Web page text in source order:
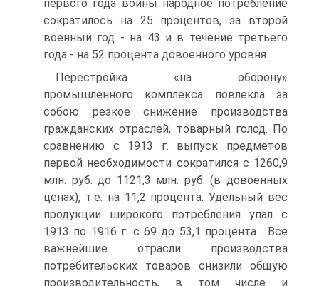
первого года войны народное потребление
сократилось на 25 процентов, за второй
военный год - на 43 и в течение третьего
года - на 52 процента довоенного уровня .
Перестройка «на оборону»
промышленного комплекса повлекла за
собою резкое снижение производства
гражданских отраслей, товарный голод. По
сравнению с 1913 г. выпуск предметов
первой необходимости сократился с 1260,9
млн. руб. до 1121,3 млн. руб. (в довоенных
ценах), т.е. на 11,2 процента. Удельный вес
продукции широкого потребления упал с
1913 по 1916 г. с 69 до 53,1 процента . Все
важнейшие отрасли производства
потребительских товаров снизили общую
производительность, в том числе и